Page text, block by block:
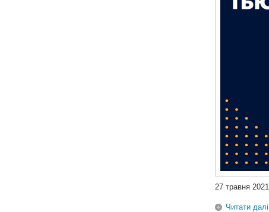
27 травня
Читати далі